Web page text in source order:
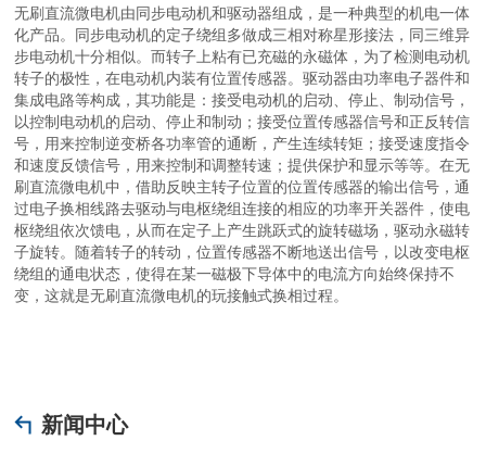
无刷直流微电机由同步电动机和驱动器组成，是一种典型的机电一体
化产品。同步电动机的定子绕组多做成三相对称星形接法，同三维异
步电动机十分相似。而转子上粘有已充磁的永磁体，为了检测电动机
转子的极性，在电动机内装有位置传感器。驱动器由功率电子器件和
集成电路等构成，其功能是：接受电动机的启动、停止、制动信号，
以控制电动机的启动、停止和制动；接受位置传感器信号和正反转信
号，用来控制逆变桥各功率管的通断，产生连续转矩；接受速度指令
和速度反馈信号，用来控制和调整转速；提供保护和显示等等。在无
刷直流微电机中，借助反映主转子位置的位置传感器的输出信号，通
过电子换相线路去驱动与电枢绕组连接的相应的功率开关器件，使电
枢绕组依次馈电，从而在定子上产生跳跃式的旋转磁场，驱动永磁转
子旋转。随着转子的转动，位置传感器不断地送出信号，以改变电枢
绕组的通电状态，使得在某一磁极下导体中的电流方向始终保持不
变，这就是无刷直流微电机的玩接触式换相过程。
新闻中心